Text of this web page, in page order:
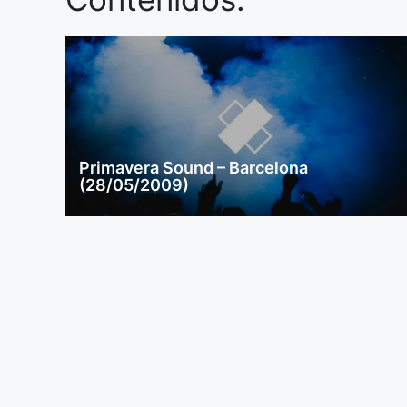
Primavera Sound – Barcelona
(28/05/2009)